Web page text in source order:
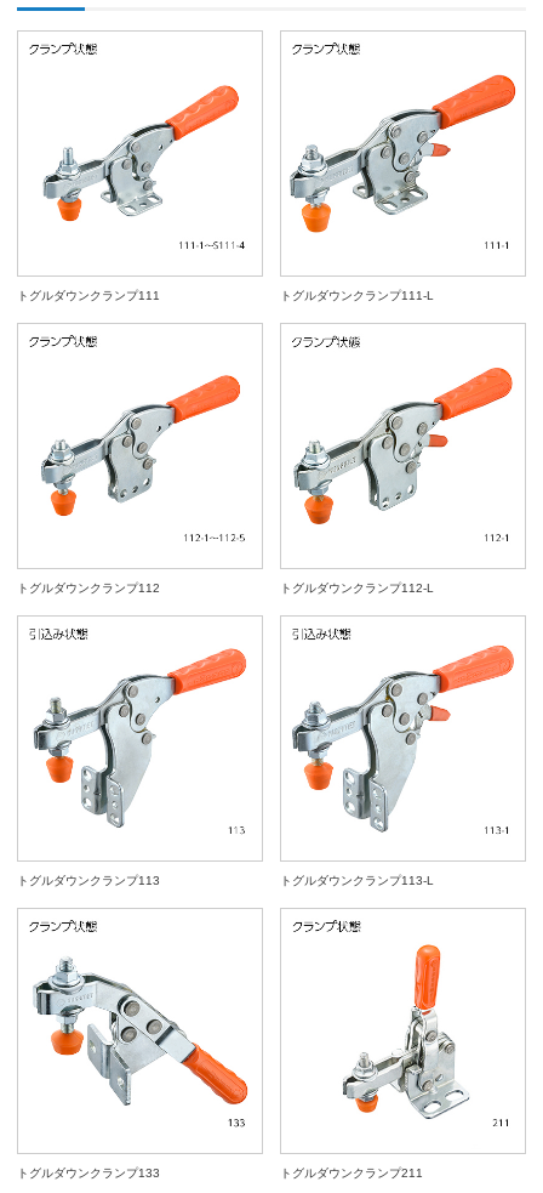
トグルダウンクランプ111 トグルダウンクランプ111-L
トグルダウンクランプ112 トグルダウンクランプ112-L
トグルダウンクランプ113 トグルダウンクランプ113-L
トグルダウンクランプ133 トグルダウンクランプ211